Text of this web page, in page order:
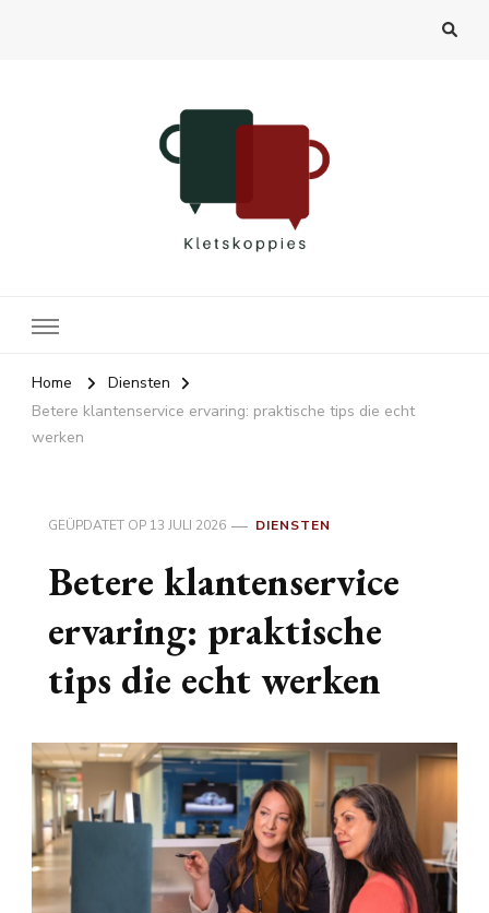
Home
Diensten
Betere klantenservice ervaring: praktische tips die echt
werken
GEÜPDATET OP 13 JULI 2026 DIENSTEN
Betere klantenservice
ervaring: praktische
tips die echt werken